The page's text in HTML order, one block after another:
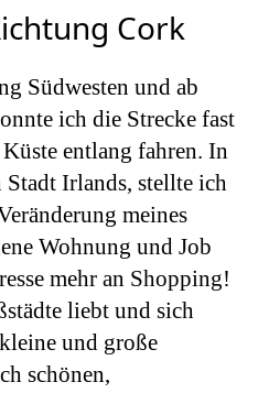
Cork
Südwesten und ab
ich die Strecke fast
entlang fahren. In
Irlands, stellte ich
meines
Wohnung und Job
mehr an Shopping!
liebt und sich
und große
schönen,